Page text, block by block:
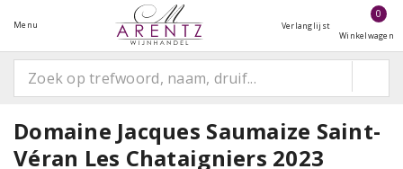
Menu Verlanglijst
0
Winkelwagen
Domaine Jacques Saumaize Saint-
Véran Les Chataigniers 2023